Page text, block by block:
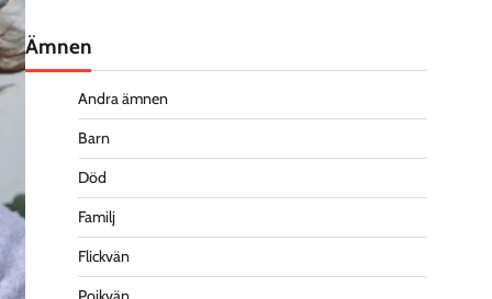
Ämnen
Andra ämnen
Barn
Död
Familj
Flickvän